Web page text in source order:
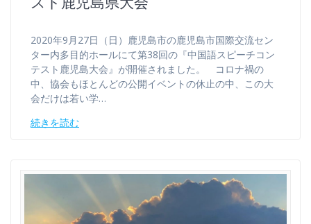
2020年9月27日（日）鹿児島市の鹿児島市国際交流セン
ター内多目的ホールにて第38回の『中国語スピーチコン
テスト鹿児島大会』が開催されました。 コロナ禍の
中、協会もほとんどの公開イベントの休止の中、この大
会だけは若い学…
続きを読む